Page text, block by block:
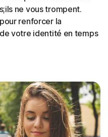
ne vous trompent.
renforcer la
votre identité en temps